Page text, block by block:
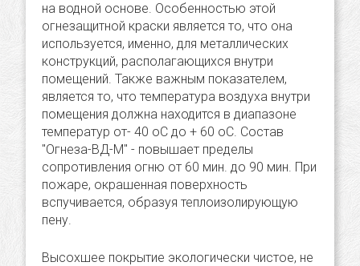
на водной основе. Особенностью этой
огнезащитной краски является то, что она
используется, именно, для металлических
конструкций, располагающихся внутри
помещений. Также важным показателем,
является то, что температура воздуха внутри
помещения должна находится в диапазоне
температур от- 40 oС до + 60 oС. Состав
"Огнеза-ВД-М" - повышает пределы
сопротивления огню от 60 мин. до 90 мин. При
пожаре, окрашенная поверхность
вспучивается, образуя теплоизолирующую
пену.
Высохшее покрытие экологически чистое, не